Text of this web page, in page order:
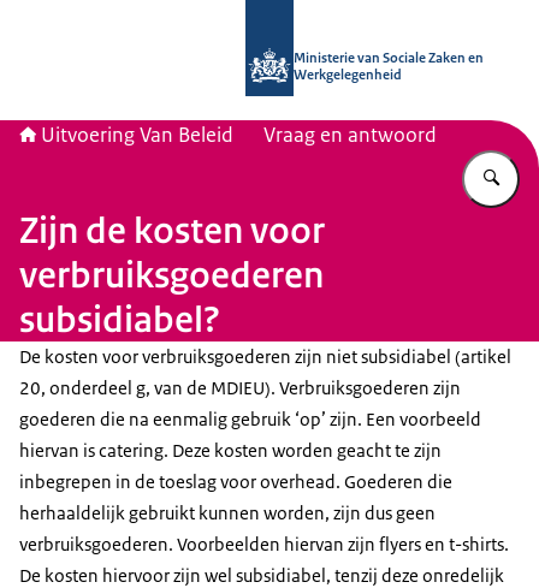
Ministerie van Sociale Zaken en
Werkgelegenheid
Uitvoering Van Beleid Vraag en antwoord
Zijn de kosten voor
verbruiksgoederen
subsidiabel?
De kosten voor verbruiksgoederen zijn niet subsidiabel (artikel
20, onderdeel g, van de MDIEU). Verbruiksgoederen zijn
goederen die na eenmalig gebruik ‘op’ zijn. Een voorbeeld
hiervan is catering. Deze kosten worden geacht te zijn
inbegrepen in de toeslag voor overhead. Goederen die
herhaaldelijk gebruikt kunnen worden, zijn dus geen
verbruiksgoederen. Voorbeelden hiervan zijn flyers en t-shirts.
De kosten hiervoor zijn wel subsidiabel, tenzij deze onredelijk